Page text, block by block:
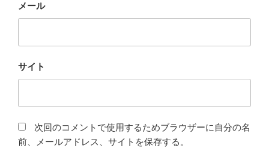
メール
サイト
次回のコメントで使用するためブラウザーに自分の名
前、メールアドレス、サイトを保存する。